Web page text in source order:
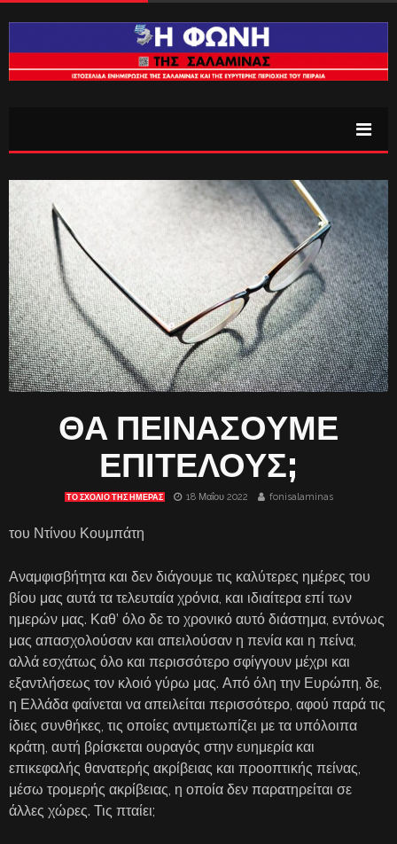
ΘΑ ΠΕΙΝΑΣΟΥΜΕ
ΕΠΙΤΕΛΟΥΣ;
ΤΟ ΣΧΌΛΙΟ ΤΗΣ ΗΜΈΡΑΣ 18 Μαΐου 2022 fonisalaminas
του Ντίνου Κουμπάτη
Αναμφισβήτητα και δεν διάγουμε τις καλύτερες ημέρες του
βίου μας αυτά τα τελευταία χρόνια, και ιδιαίτερα επί των
ημερών μας. Καθ’ όλο δε το χρονικό αυτό διάστημα, εντόνως
μας απασχολούσαν και απειλούσαν η πενία και η πείνα,
αλλά εσχάτως όλο και περισσότερο σφίγγουν μέχρι και
εξαντλήσεως τον κλοιό γύρω μας. Από όλη την Ευρώπη, δε,
η Ελλάδα φαίνεται να απειλείται περισσότερο, αφού παρά τις
ίδιες συνθήκες, τις οποίες αντιμετωπίζει με τα υπόλοιπα
κράτη, αυτή βρίσκεται ουραγός στην ευημερία και
επικεφαλής θανατερής ακρίβειας και προοπτικής πείνας,
μέσω τρομερής ακρίβειας, η οποία δεν παρατηρείται σε
άλλες χώρες. Τις πταίει;